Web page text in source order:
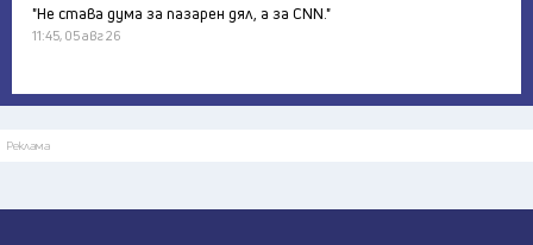
"Не става дума за пазарен дял, а за CNN."
11:45, 05 авг 26
Реклама